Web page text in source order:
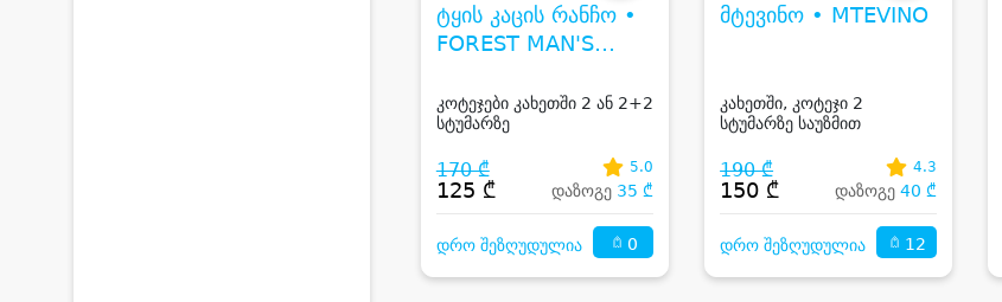
ტყის კაცის რანჩო •
FOREST MAN'S
კოტეჯები კახეთში 2 ან 2+2
სტუმარზე
170 ₾
125 ₾
5.0
დაზოგე 35 ₾
დრო შეზღუდულია 0
მტევინო • MTEVINO
კახეთში, კოტეჯი 2
სტუმარზე საუზმით
190 ₾
150 ₾
4.3
დაზოგე40 ₾
დრო შეზღუდულია 12